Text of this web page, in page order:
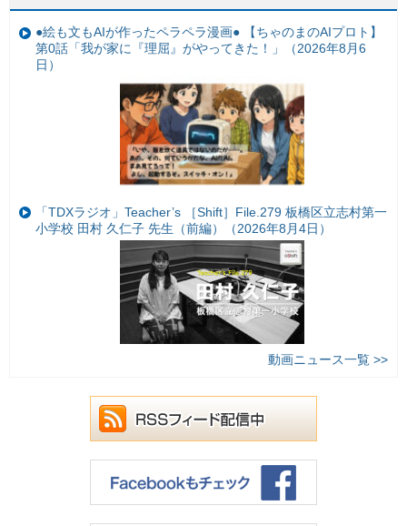
●絵も文もAIが作ったペラペラ漫画● 【ちゃのまのAIプロト】
第0話「我が家に『理屈』がやってきた！」（2026年8月6
日）
「TDXラジオ」Teacher’s ［Shift］File.279 板橋区立志村第一
小学校 田村 久仁子 先生（前編）（2026年8月4日）
動画ニュース一覧 >>